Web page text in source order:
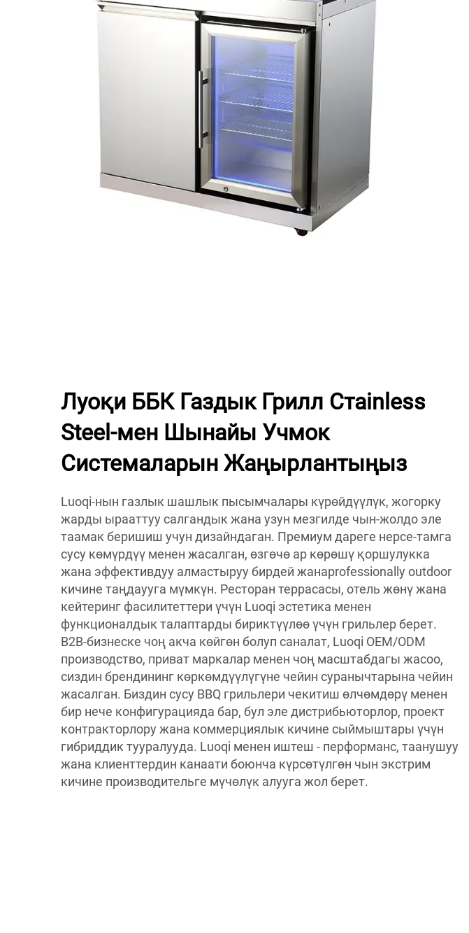
Луоқи ББК Газдык Грилл Стainless
Steel-мен Шынайы Учмок
Системаларын Жаңырлантыңыз
Luoqi-нын газлык шашлык пысымчалары күрөйдүүлүк, жогорку
жарды ырааттуу салгандык жана узун мезгилде чын-жолдо эле
таамак беришиш учун дизайндаган. Премиум дареге нерсе-тамга
сусу көмүрдүү менен жасалган, өзгөчө ар көрөшү қоршулукка
жана эффективдуу алмастыруу бирдей жанаprofessionally outdoor
кичине таңдаууга мүмкүн. Ресторан террасасы, отель жөнү жана
кейтеринг фасилитеттери үчүн Luoqi эстетика менен
функционалдык талаптарды бириктүүлөө үчүн грильлер берет.
B2B-бизнеске чоң акча көйгөн болуп саналат, Luoqi OEM/ODM
производство, приват маркалар менен чоң масштабдагы жасоо,
сиздин брендининг көркөмдүүлүгүне чейин суранычтарына чейин
жасалган. Биздин сусу BBQ грильлери чекитиш өлчөмдөрү менен
бир нече конфигурацияда бар, бул эле дистрибьюторлор, проект
контракторлору жана коммерциялык кичине сыймыштары үчүн
гибриддик тууралууда. Luoqi менен иштеш - перформанс, таанушуу
жана клиенттердин канаати боюнча күрсөтүлгөн чын экстрим
кичине производительге мүчөлүк алууга жол берет.